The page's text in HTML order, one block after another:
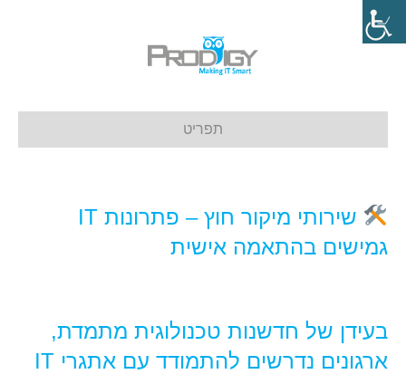
תפריט
שירותי מיקור חוץ – פתרונות IT
גמישים בהתאמה אישית
בעידן של חדשנות טכנולוגית מתמדת,
ארגונים נדרשים להתמודד עם אתגרי IT